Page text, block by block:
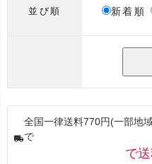
並び順 新着順
全国一律送料770円(一部地
で
で送